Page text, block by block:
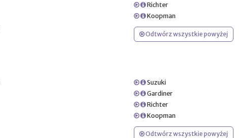
Richter
Koopman
Odtwórz wszystkie powyżej
Suzuki
Gardiner
Richter
Koopman
Odtwórz wszystkie powyżej